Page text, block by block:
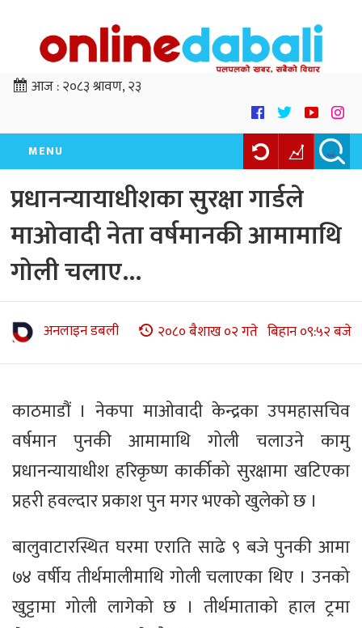
आज :२०८३ श्रावण, २३
MENU
प्रधानन्यायाधीशका सुरक्षा गार्डले
माओवादी नेता वर्षमानकी आमामाथि
गोली चलाए…
अनलाइन डबली २०८० बैशाख ०२ गते बिहान ०९:५२ बजे
काठमाडौं । नेकपा माओवादी केन्द्रका उपमहासचिव
वर्षमान पुनकी आमामाथि गोली चलाउने कामु
प्रधानन्यायाधीश हरिकृष्ण कार्कीको सुरक्षामा खटिएका
प्रहरी हवल्दार प्रकाश पुन मगर भएको खुलेको छ ।
बालुवाटारस्थित घरमा एराति साढे ९ बजे पुनकी आमा
७४ वर्षीय तीर्थमालीमाथि गोली चलाएका थिए । उनको
खुट्टामा गोली लागेको छ । तीर्थमाताको हाल ट्रमा